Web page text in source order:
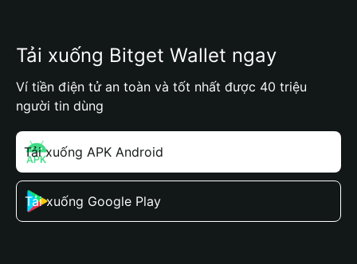
Tải xuống Bitget Wallet ngay
Ví tiền điện tử an toàn và tốt nhất được 40 triệu
người tin dùng
Tải xuống APK Android
Tải xuống Google Play